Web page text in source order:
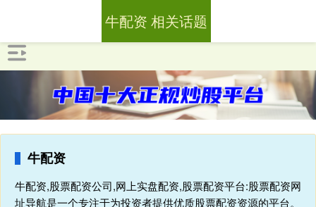
牛配资
牛配资,股票配资公司,网上实盘配资,股票配资平台:股票配资网
址导航是一个专注于为投资者提供优质股票配资资源的平台。
牛配资 相关话题